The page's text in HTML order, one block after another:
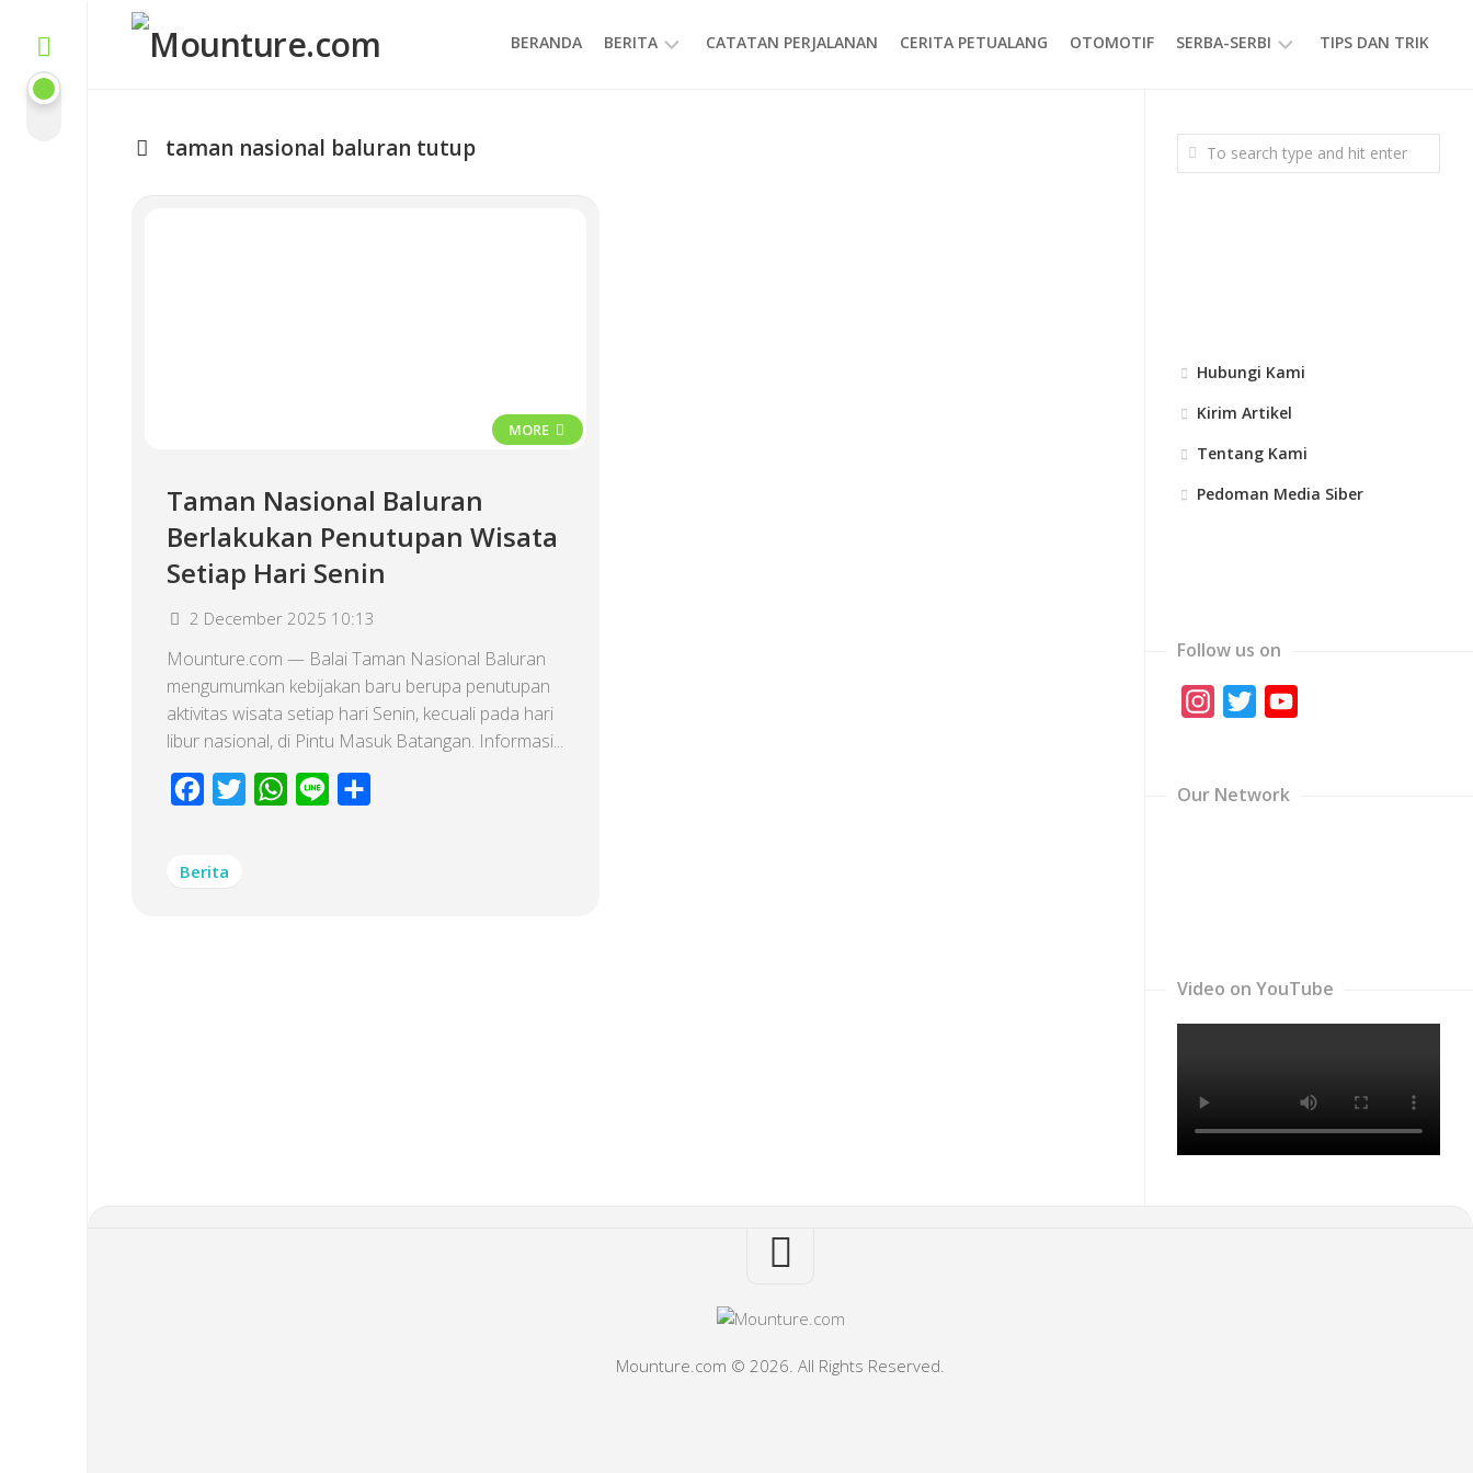
content
BERANDA BERITA CATATAN PERJALANAN CERITA PETUALANG OTOMOTIF SERBA-SERBI
GAYA
HIDUP
TIPS DAN TRIK
taman nasional baluran tutup
MORE
Taman Nasional Baluran
Berlakukan Penutupan Wisata
Setiap Hari Senin
2 December 2025 10:13
Mounture.com — Balai Taman Nasional Baluran
mengumumkan kebijakan baru berupa penutupan
aktivitas wisata setiap hari Senin, kecuali pada hari
libur nasional, di Pintu Masuk Batangan. Informasi...
Facebook
Twitter WhatsApp
Line
Berita
Hubungi Kami
Kirim Artikel
Tentang Kami
Pedoman Media Siber
Follow us on
Instagram
Twitter
Our Network
Video on YouTube
Mounture.com © 2026. All Rights Reserved.